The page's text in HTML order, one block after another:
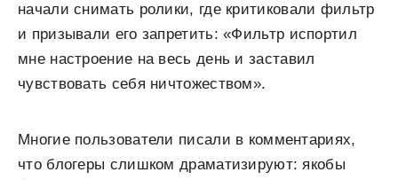
начали снимать ролики, где критиковали фильтр
и призывали его запретить: «Фильтр испортил
мне настроение на весь день и заставил
чувствовать себя ничтожеством».
Многие пользователи писали в комментариях,
что блогеры слишком драматизируют: якобы